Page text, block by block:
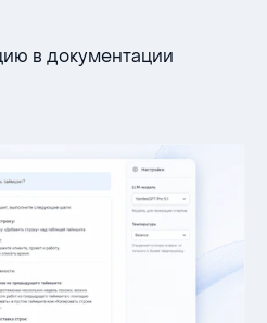
в документации